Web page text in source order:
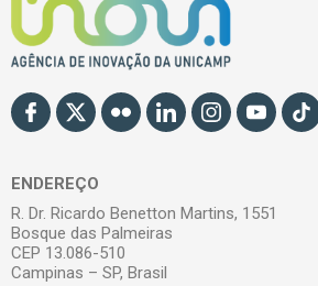
ENDEREÇO
R. Dr. Ricardo Benetton Martins, 1551
Bosque das Palmeiras
CEP 13.086-510
Campinas – SP, Brasil